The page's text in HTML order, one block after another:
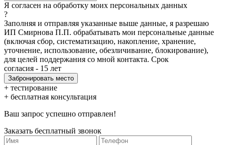
Я согласен на обработку моих персональных данных
?
Заполняя и отправляя указанные выше данные, я разрешаю
ИП Смирнова П.П. обрабатывать мои персональные данные
(включая сбор, систематизацию, накопление, хранение,
уточнение, использование, обезличивание, блокирование),
для целей поддержания со мной контакта. Срок
согласия - 15 лет
+ тестирование
+ бесплатная консультация
Ваш запрос успешно отправлен!
Заказать бесплатный звонок